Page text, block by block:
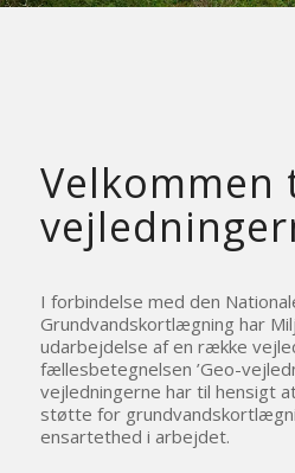
Velkommen
I forbindelse med den
Grundvandskortlægning har
udarbejdelse af en række
fællesbetegnelsen ’Geo-
vejledningerne har til hensigt
støtte for
ensartethed i arbejdet.